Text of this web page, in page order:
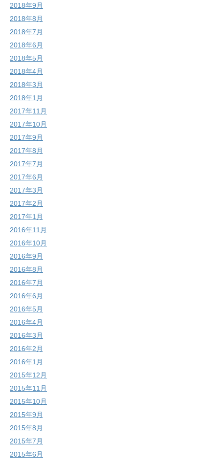
2018年9月
2018年8月
2018年7月
2018年6月
2018年5月
2018年4月
2018年3月
2018年1月
2017年11月
2017年10月
2017年9月
2017年8月
2017年7月
2017年6月
2017年3月
2017年2月
2017年1月
2016年11月
2016年10月
2016年9月
2016年8月
2016年7月
2016年6月
2016年5月
2016年4月
2016年3月
2016年2月
2016年1月
2015年12月
2015年11月
2015年10月
2015年9月
2015年8月
2015年7月
2015年6月